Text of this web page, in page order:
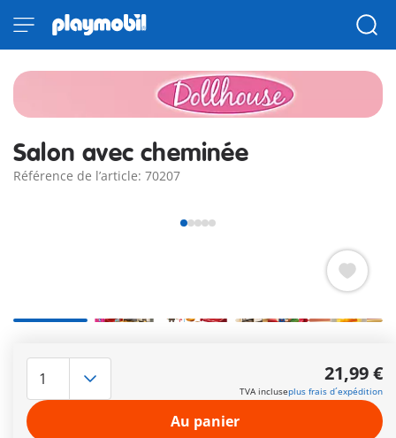
Salon avec cheminée
Référence de l’article: 70207
canapé-lit, fauteuil et buffet. Avec deux personnages.
Autres informations
Le délai de livraison est actuellement de 2 à 4 jours
21,99 €
TVA incluseplus frais d´expédition
Au panier